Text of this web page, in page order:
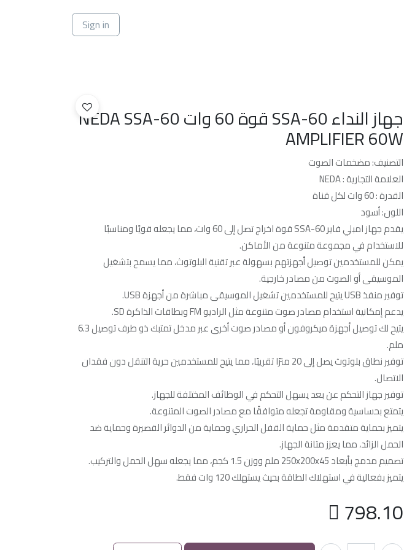
Sign in
جهاز النداء SSA-60 قوة 60 وات NEDA SSA-60
AMPLIFIER 60W
التصنيف: مضخمات الصوت
العلامة التجارية : NEDA
القدرة : 60 وات لكل قناة
اللون: أسود
يقدم جهاز امبلي فاير SSA-60 قوة اخراج تصل إلى 60 وات، مما يجعله قويًا ومناسبًا
للاستخدام في مجموعة متنوعة من الأماكن.
يمكن للمستخدمين توصيل أجهزتهم بسهولة عبر تقنية البلوتوث، مما يسمح بتشغيل
الموسيقى أو الصوت من مصادر خارجية.
توفير منفذ USB يتيح للمستخدمين تشغيل الموسيقى مباشرة من أجهزة USB.
يدعم إمكانية استخدام مصادر صوت متنوعة مثل الراديو FM وبطاقات الذاكرة SD.
يتيح لك توصيل أجهزة ميكروفون أو مصادر صوت أخرى عبر مدخل تمتبك ذو طرف توصيل 6.3
ملم.
توفير نطاق بلوتوث يصل إلى 20 مترًا تقريبًا، مما يتيح للمستخدمين حرية التنقل دون فقدان
الاتصال.
توفير جهاز التحكم عن بعد يسهل التحكم في الوظائف المختلفة للجهاز.
يتمتع بحساسية ومقاومة تجعله متوافقًا مع مصادر الصوت المتنوعة.
يتميز بحماية متقدمة مثل حماية القفل الحراري وحماية من الدوائر القصيرة وحماية ضد
الحمل الزائد، مما يعزز متانة الجهاز.
تصميم مدمج بأبعاد 250x200x45 ملم ووزن 1.5 كجم، مما يجعله سهل الحمل والتركيب.
يتميز بفعالية في استهلاك الطاقة بحيث يستهلك 120 وات فقط.
798.10